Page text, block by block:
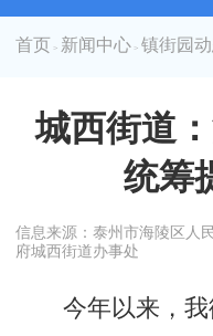
首页 > 新闻中心 >镇街园
城西街道
统筹
信息来源：泰州市海陵区人
府城西街道办事处
今年以来，